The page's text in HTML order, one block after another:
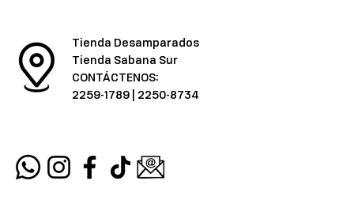
Tienda Desamparados
Tienda Sabana Sur
CONTÁCTENOS:
2259-1789 | 2250-8734